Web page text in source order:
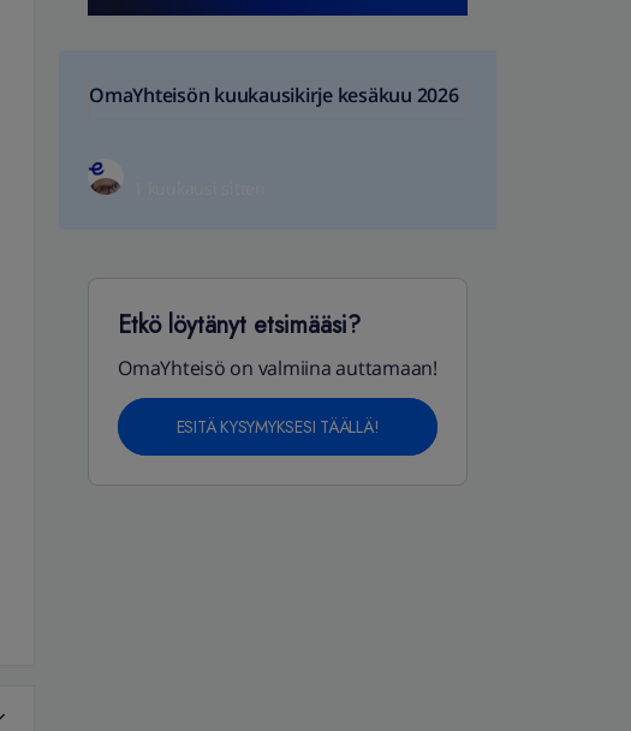
OmaYhteisön kuukausikirje kesäkuu 2026
Etkö löytänyt etsimääsi?
OmaYhteisö on valmiina auttamaan!
ESITÄ KYSYMYKSESI TÄÄLLÄ!